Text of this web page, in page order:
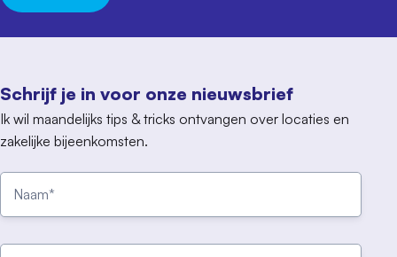
Schrijf je in voor onze nieuwsbrief
Ik wil maandelijks tips & tricks ontvangen over locaties en
zakelijke bijeenkomsten.